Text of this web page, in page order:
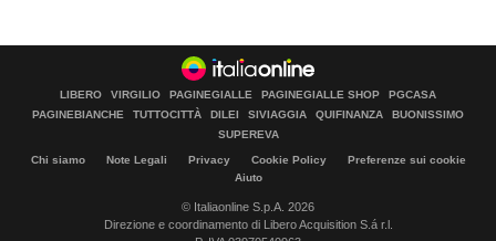
LIBERO VIRGILIO PAGINEGIALLE PAGINEGIALLE SHOP
PGCASA
PAGINEBIANCHE
TUTTOCITTÀ DILEI SIVIAGGIA QUIFINANZA
BUONISSIMO
SUPEREVA
Chi siamo Note Legali Privacy Cookie Policy
Preferenze sui cookie
Aiuto
© Italiaonline S.p.A. 2026
Direzione e coordinamento di Libero Acquisition S.á r.l.